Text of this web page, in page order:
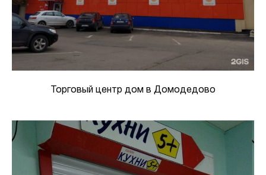
Торговый центр дом в Домодедово